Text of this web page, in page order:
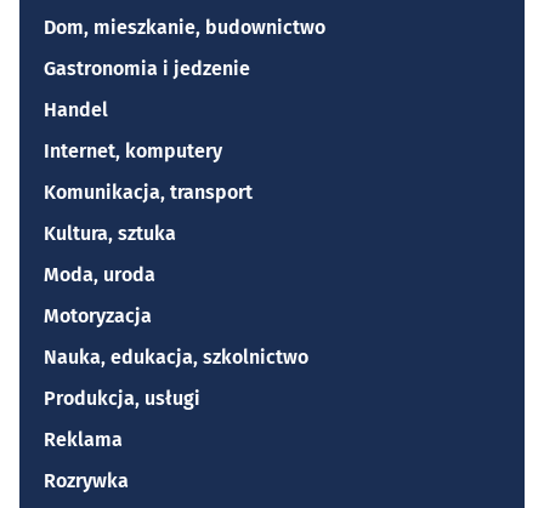
Dom, mieszkanie, budownictwo
Gastronomia i jedzenie
Handel
Internet, komputery
Komunikacja, transport
Kultura, sztuka
Moda, uroda
Motoryzacja
Nauka, edukacja, szkolnictwo
Produkcja, usługi
Reklama
Rozrywka